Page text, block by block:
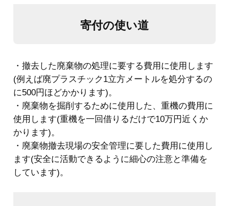
寄付の使い道
・撤去した廃棄物の処理に要する費用に使用します
(例えば廃プラスチック1立方メートルを処分するの
に500円ほどかかります)。
・廃棄物を掘削するために使用した、重機の費用に
使用します(重機を一回借りるだけで10万円近くか
かります)。
・廃棄物撤去現場の安全管理に要した費用に使用し
ます(安全に活動できるように細心の注意と準備を
しています)。